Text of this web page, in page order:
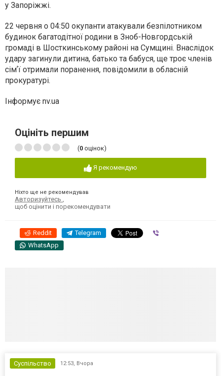
у Запоріжжі.
22 червня о 04:50 окупанти атакували безпілотником
будинок багатодітної родини в Зноб-Новгордській
громаді в Шосткинському районі на Сумщині. Внаслідок
удару загинули дитина, батько та бабуся, ще троє членів
сімʼї отримали поранення, повідомили в обласній
прокуратурі.
Інформує nv.ua
Оцініть першим
(0 оцінок)
Я рекомендую
Ніхто ще не рекомендував
Авторизуйтесь ,
щоб оцінити і порекомендувати
Reddit Telegram
WhatsApp
Суспільство 12:53, Вчора